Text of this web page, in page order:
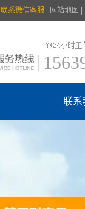
网站地图
联系微信客服
联系